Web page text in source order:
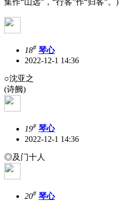
集作“山远”，“行客”作“归客”。)
18# 琴心
2022-12-1 14:36
○沈亚之
(诗阙)
19# 琴心
2022-12-1 14:36
◎及门十人
20# 琴心